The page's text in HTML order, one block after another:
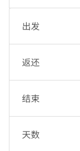
出发
返还
结束
天数